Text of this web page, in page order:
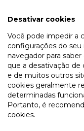
Desativar cookies
Você pode impedir a
configurações do
navegador para
que a desativação de
e de muitos outros
cookies geralmente
determinadas
Portanto, é
cookies.